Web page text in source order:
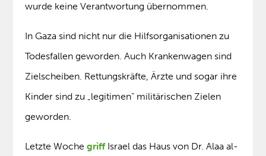
wurde keine Verantwortung übernommen.
In Gaza sind nicht nur die Hilfsorganisationen zu
Todesfallen geworden. Auch Krankenwagen sind
Zielscheiben. Rettungskräfte, Ärzte und sogar ihre
Kinder sind zu „legitimen“ militärischen Zielen
geworden.
Letzte WochegriffIsrael das Haus von Dr. Alaa al-